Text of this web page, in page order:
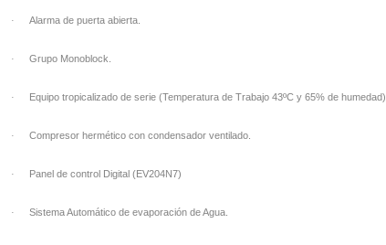
· Alarma de puerta abierta.
· Grupo Monoblock.
· Equipo tropicalizado de serie (Temperatura de Trabajo 43ºC y 65% de humedad)
· Compresor hermético con condensador ventilado.
· Panel de control Digital (EV204N7)
· Sistema Automático de evaporación de Agua.